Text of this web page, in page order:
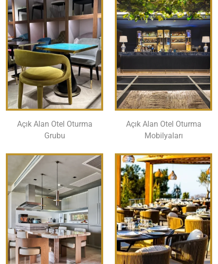
Açık Alan Otel Oturma
Grubu
Açık Alan Otel Oturma
Mobilyaları